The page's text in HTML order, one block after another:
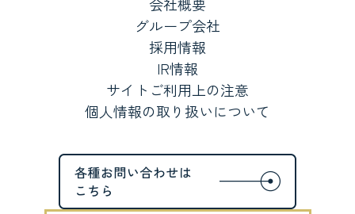
グループ会社
採用情報
IR情報
サイトご利用上の注意
個人情報の取り扱いについて